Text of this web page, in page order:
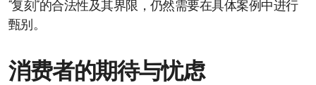
“复刻”的合法性及其界限，仍然需要在具体案例中进行
甄别。
消费者的期待与忧虑